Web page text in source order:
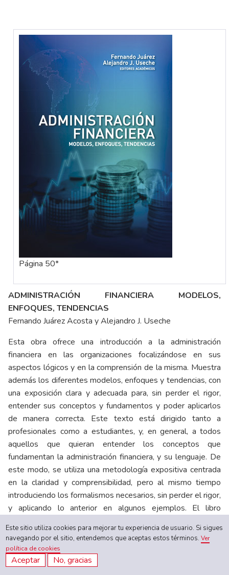
Página 50*
ADMINISTRACIÓN FINANCIERA MODELOS,
ENFOQUES, TENDENCIAS
Fernando Juárez Acosta y Alejandro J. Useche
Esta obra ofrece una introducción a la administración
financiera en las organizaciones focalizándose en sus
aspectos lógicos y en la comprensión de la misma. Muestra
además los diferentes modelos, enfoques y tendencias, con
una exposición clara y adecuada para, sin perder el rigor,
entender sus conceptos y fundamentos y poder aplicarlos
de manera correcta. Este texto está dirigido tanto a
profesionales como a estudiantes, y, en general, a todos
aquellos que quieran entender los conceptos que
fundamentan la administración financiera, y su lenguaje. De
este modo, se utiliza una metodología expositiva centrada
en la claridad y comprensibilidad, pero al mismo tiempo
introduciendo los formalismos necesarios, sin perder el rigor,
y aplicando lo anterior en algunos ejemplos. El libro
sin pretender ser una obra exhaustiva, aborda temas clave,
en una secuencia temática que comprende los conceptos
nucleares (principios, funciones, modelos, stakeholders,
Este sitio utiliza cookies para mejorar tu experiencia de usuario. Si sigues
navegando por el sitio, entendemos que aceptas estos términos.Ver
política de cookies
Aceptar No, gracias